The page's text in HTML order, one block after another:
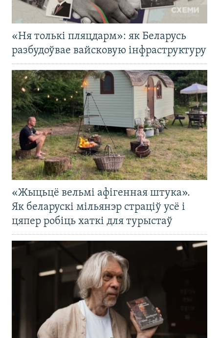
«Ня толькі пляцдарм»: як Беларусь
разбудоўвае вайсковую інфраструктуру
«Жыцьцё вельмі афігенная штука».
Як беларускі мільянэр страціў усё і
цяпер робіць хаткі для турыстаў